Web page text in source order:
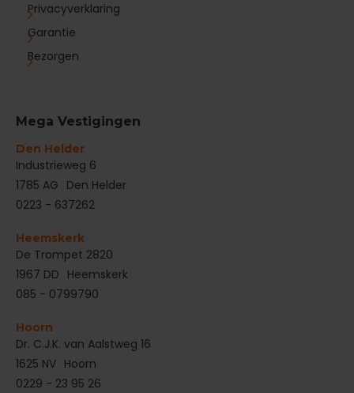
Privacyverklaring
Garantie
Bezorgen
Mega Vestigingen
Den Helder
‌Industrieweg 6
1785 AG Den Helder
0223 - 637262
Heemskerk
De Trompet 2820
1967 DD Heemskerk
085 - 0799790
Hoorn
Dr. C.J.K. van Aalstweg 16
1625 NV Hoorn
0229 - 23 95 26